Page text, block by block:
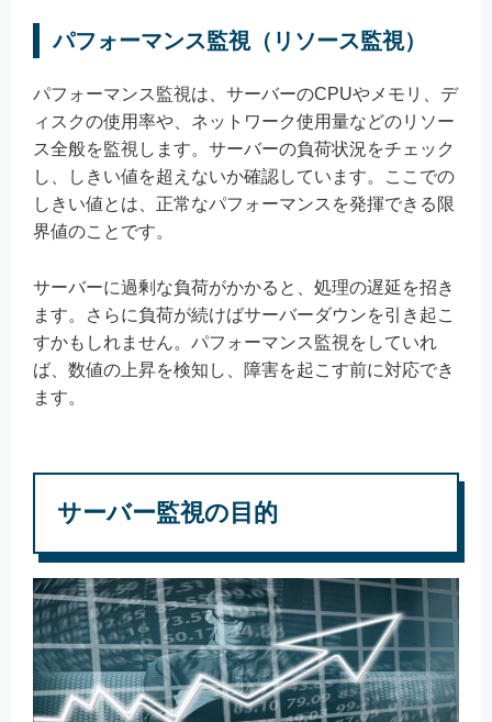
パフォーマンス監視（リソース監視）
パフォーマンス監視は、サーバーのCPUやメモリ、デ
ィスクの使用率や、ネットワーク使用量などのリソー
ス全般を監視します。サーバーの負荷状況をチェック
し、しきい値を超えないか確認しています。ここでの
しきい値とは、正常なパフォーマンスを発揮できる限
界値のことです。
サーバーに過剰な負荷がかかると、処理の遅延を招き
ます。さらに負荷が続けばサーバーダウンを引き起こ
すかもしれません。パフォーマンス監視をしていれ
ば、数値の上昇を検知し、障害を起こす前に対応でき
ます。
サーバー監視の目的